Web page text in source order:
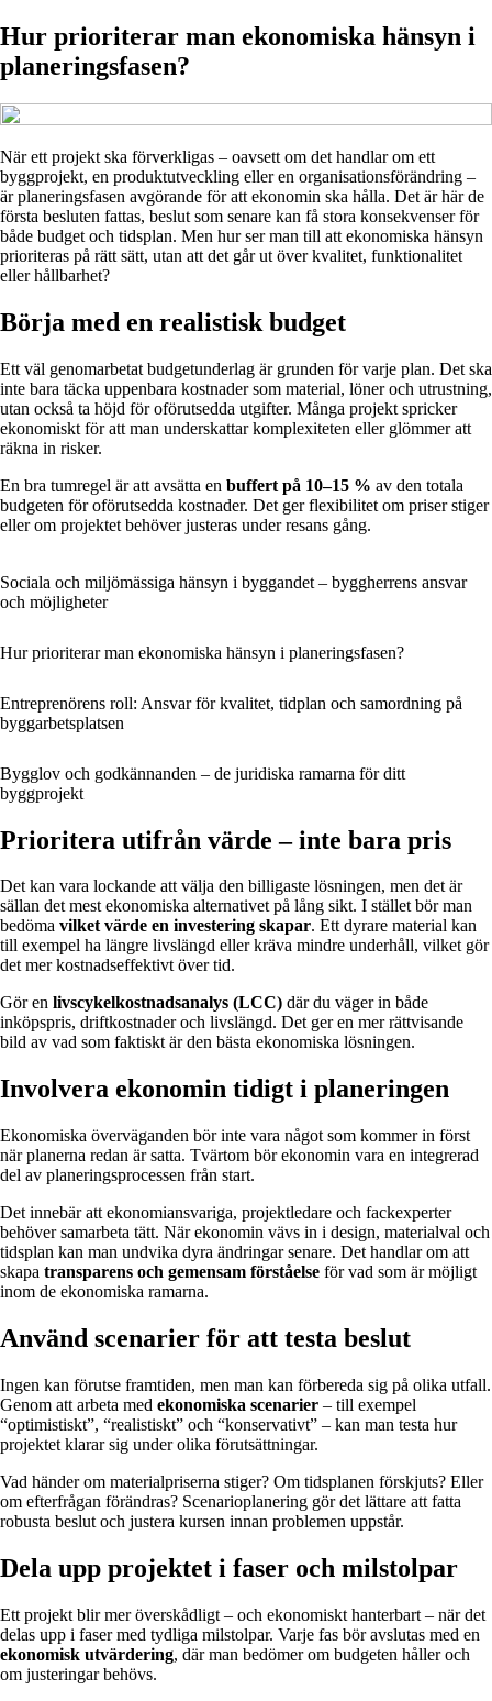
Hur prioriterar man ekonomiska hänsyn i
planeringsfasen?
När ett projekt ska förverkligas – oavsett om det handlar om ett
byggprojekt, en produktutveckling eller en organisationsförändring –
är planeringsfasen avgörande för att ekonomin ska hålla. Det är här de
första besluten fattas, beslut som senare kan få stora konsekvenser för
både budget och tidsplan. Men hur ser man till att ekonomiska hänsyn
prioriteras på rätt sätt, utan att det går ut över kvalitet, funktionalitet
eller hållbarhet?
Börja med en realistisk budget
Ett väl genomarbetat budgetunderlag är grunden för varje plan. Det ska
inte bara täcka uppenbara kostnader som material, löner och utrustning,
utan också ta höjd för oförutsedda utgifter. Många projekt spricker
ekonomiskt för att man underskattar komplexiteten eller glömmer att
räkna in risker.
En bra tumregel är att avsätta en buffert på 10–15 % av den totala
budgeten för oförutsedda kostnader. Det ger flexibilitet om priser stiger
eller om projektet behöver justeras under resans gång.
Sociala och miljömässiga hänsyn i byggandet – byggherrens ansvar
och möjligheter
Hur prioriterar man ekonomiska hänsyn i planeringsfasen?
Entreprenörens roll: Ansvar för kvalitet, tidplan och samordning på
byggarbetsplatsen
Bygglov och godkännanden – de juridiska ramarna för ditt
byggprojekt
Prioritera utifrån värde – inte bara pris
Det kan vara lockande att välja den billigaste lösningen, men det är
sällan det mest ekonomiska alternativet på lång sikt. I stället bör man
bedöma vilket värde en investering skapar. Ett dyrare material kan
till exempel ha längre livslängd eller kräva mindre underhåll, vilket gör
det mer kostnadseffektivt över tid.
Gör en livscykelkostnadsanalys (LCC) där du väger in både
inköpspris, driftkostnader och livslängd. Det ger en mer rättvisande
bild av vad som faktiskt är den bästa ekonomiska lösningen.
Involvera ekonomin tidigt i planeringen
Ekonomiska överväganden bör inte vara något som kommer in först
när planerna redan är satta. Tvärtom bör ekonomin vara en integrerad
del av planeringsprocessen från start.
Det innebär att ekonomiansvariga, projektledare och fackexperter
behöver samarbeta tätt. När ekonomin vävs in i design, materialval och
tidsplan kan man undvika dyra ändringar senare. Det handlar om att
skapa transparens och gemensam förståelse för vad som är möjligt
inom de ekonomiska ramarna.
Använd scenarier för att testa beslut
Ingen kan förutse framtiden, men man kan förbereda sig på olika utfall.
Genom att arbeta med ekonomiska scenarier – till exempel
“optimistiskt”, “realistiskt” och “konservativt” – kan man testa hur
projektet klarar sig under olika förutsättningar.
Vad händer om materialpriserna stiger? Om tidsplanen förskjuts? Eller
om efterfrågan förändras? Scenarioplanering gör det lättare att fatta
robusta beslut och justera kursen innan problemen uppstår.
Dela upp projektet i faser och milstolpar
Ett projekt blir mer överskådligt – och ekonomiskt hanterbart – när det
delas upp i faser med tydliga milstolpar. Varje fas bör avslutas med en
ekonomisk utvärdering, där man bedömer om budgeten håller och
om justeringar behövs.